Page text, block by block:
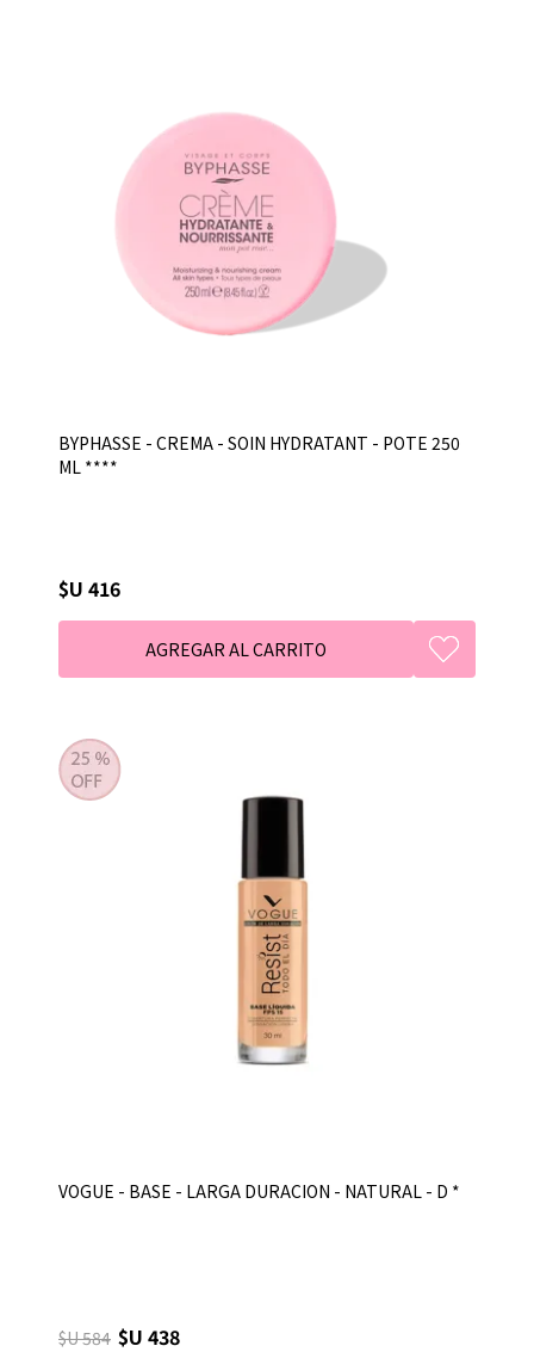
BYPHASSE - CREMA - SOIN HYDRATANT - POTE 250
ML ****
$U 416
VOGUE - BASE - LARGA DURACION - NATURAL - D *
$U 584 $U 438